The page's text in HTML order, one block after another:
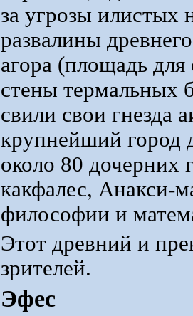
за угрозы илистых
развалины
агора (площадь
стены термальных
свили свои гнезда
крупнейший город
около 80 дочерних
какфалес, Анакси-
философии и
Этот древний и
зрителей.
Эфес